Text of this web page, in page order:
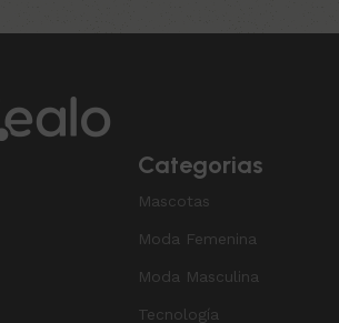
Categorias
Mascotas
Moda Femenina
Moda Masculina
Tecnología